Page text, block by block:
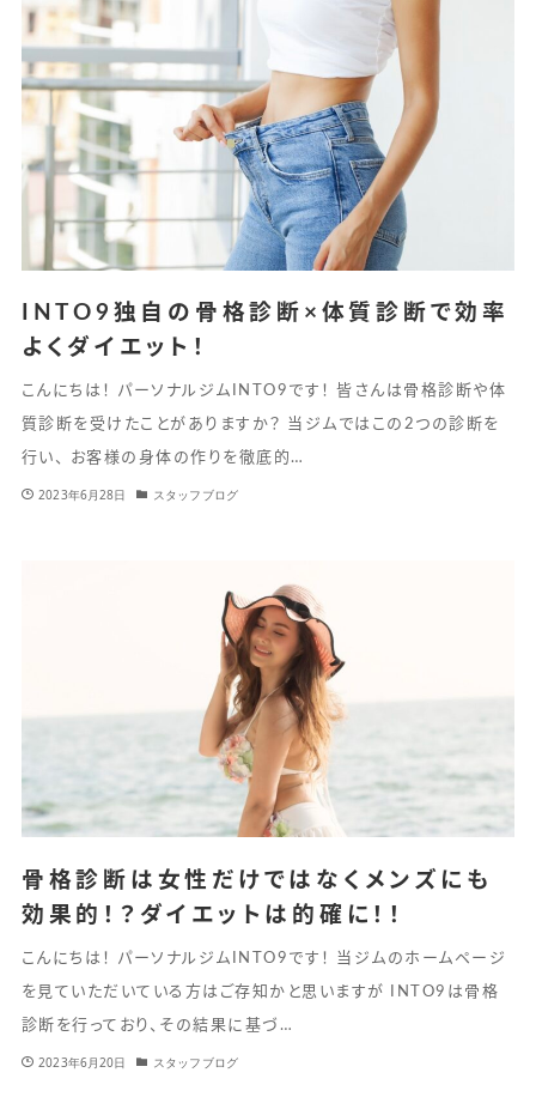
INTO9独自の骨格診断×体質診断で効率
よくダイエット！
こんにちは！ パーソナルジムINTO9です！ 皆さんは骨格診断や体
質診断を受けたことがありますか？ 当ジムではこの2つの診断を
行い、 お客様の身体の作りを徹底的…
2023年6月28日 スタッフブログ
骨格診断は女性だけではなくメンズにも
効果的！？ダイエットは的確に！！
こんにちは！ パーソナルジムINTO9です！ 当ジムのホームページ
を見ていただいている方はご存知かと思いますが INTO9は骨格
診断を行っており、その結果に基づ…
2023年6月20日 スタッフブログ